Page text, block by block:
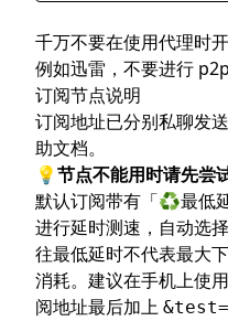
策略组说明
推荐客户端
客户端教程
千万不要在使用代理时
例如迅雷，不要进行
订阅节点说明
订阅地址已分别私聊发
助文档。
💡节点不能用时请先尝
默认订阅带有「♻️最低
进行延时测速，自动选
往最低延时不代表最大
消耗。建议在手机上使
阅地址最后加上